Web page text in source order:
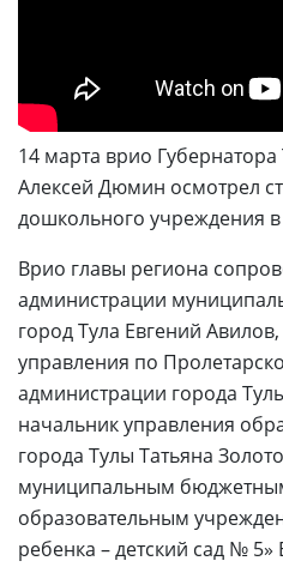
14 марта врио Губернатора
Алексей Дюмин осмотрел
дошкольного учреждения
Врио главы региона
администрации
город Тула Евгений
управления по
администрации города
начальник управления
города Тулы Татьяна
муниципальным
образовательным
ребенка – детский сад № 5»